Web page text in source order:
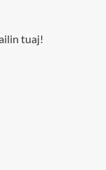
tuaj!